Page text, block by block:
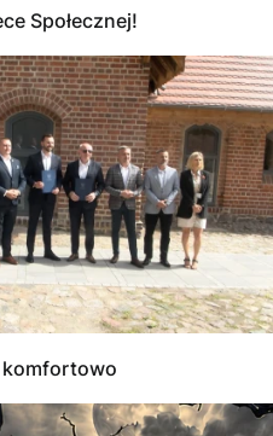
Społecznej!
komfortowo